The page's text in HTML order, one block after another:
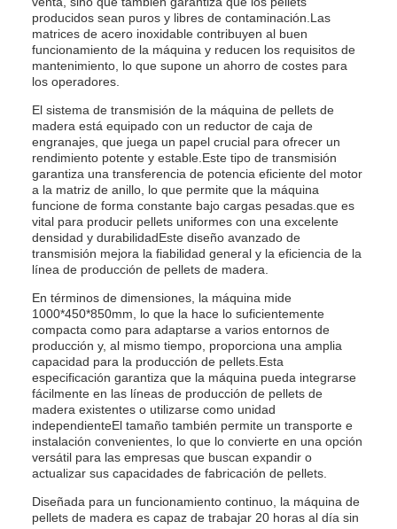
producidos sean puros y libres de contaminación.Las
matrices de acero inoxidable contribuyen al buen
funcionamiento de la máquina y reducen los requisitos de
mantenimiento, lo que supone un ahorro de costes para
los operadores.
El sistema de transmisión de la máquina de pellets de
madera está equipado con un reductor de caja de
engranajes, que juega un papel crucial para ofrecer un
rendimiento potente y estable.Este tipo de transmisión
garantiza una transferencia de potencia eficiente del motor
a la matriz de anillo, lo que permite que la máquina
funcione de forma constante bajo cargas pesadas.que es
vital para producir pellets uniformes con una excelente
densidad y durabilidadEste diseño avanzado de
transmisión mejora la fiabilidad general y la eficiencia de la
línea de producción de pellets de madera.
En términos de dimensiones, la máquina mide
1000*450*850mm, lo que la hace lo suficientemente
compacta como para adaptarse a varios entornos de
producción y, al mismo tiempo, proporciona una amplia
capacidad para la producción de pellets.Esta
especificación garantiza que la máquina pueda integrarse
fácilmente en las líneas de producción de pellets de
madera existentes o utilizarse como unidad
independienteEl tamaño también permite un transporte e
instalación convenientes, lo que lo convierte en una opción
versátil para las empresas que buscan expandir o
actualizar sus capacidades de fabricación de pellets.
Diseñada para un funcionamiento continuo, la máquina de
pellets de madera es capaz de trabajar 20 horas al día sin